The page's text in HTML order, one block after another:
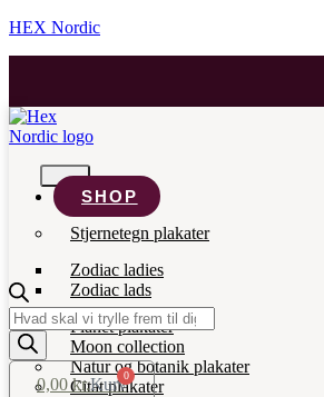
HEX Nordic
SHOP
Stjernetegn plakater
Zodiac ladies
Zodiac lads
Planet plakater
Moon collection
Natur og botanik plakater
Citat plakater
Products
search
0,00kr. 0
Kurv